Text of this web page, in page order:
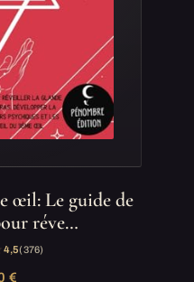
œil: Le guide de
réve…
4,5(376)
€